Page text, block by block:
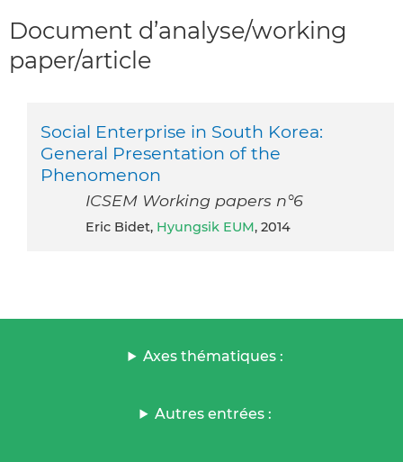
Document d’analyse/working
paper/article
Social Enterprise in South Korea:
General Presentation of the
Phenomenon
ICSEM Working papers n°6
Eric Bidet, Hyungsik EUM, 2014
Axes thématiques :
Autres entrées :